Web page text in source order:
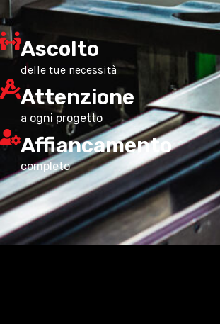
Ascolto
delle tue necessità
Attenzione
a ogni progetto
Affiancamento
completo